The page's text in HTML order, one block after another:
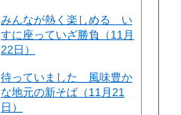
みんなが熱く楽しめる い
すに座っていざ勝負（11月
22日）
待っていました 風味豊か
な地元の新そば（11月21
日）